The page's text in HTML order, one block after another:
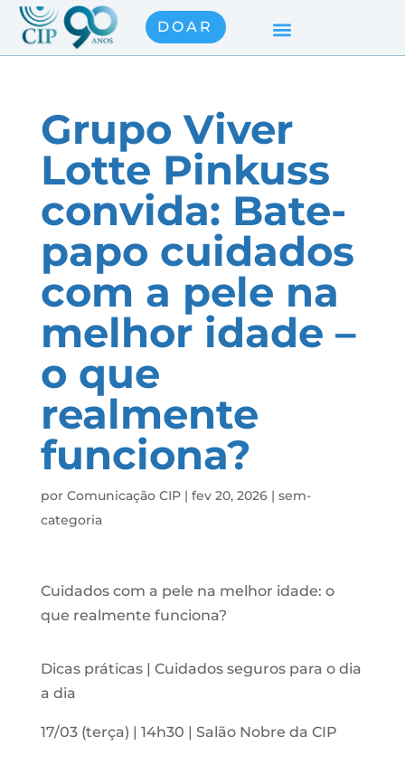
DOAR
Grupo Viver
Lotte Pinkuss
convida: Bate-
papo cuidados
com a pele na
melhor idade –
o que
realmente
funciona?
por Comunicação CIP| fev 20, 2026| sem-
categoria
Cuidados com a pele na melhor idade: o
que realmente funciona?
Dicas práticas | Cuidados seguros para o dia
a dia
17/03 (terça) | 14h30 | Salão Nobre da CIP